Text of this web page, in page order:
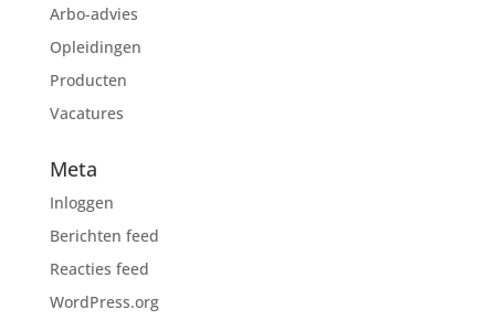
Arbo-advies
Opleidingen
Producten
Vacatures
Meta
Inloggen
Berichten feed
Reacties feed
WordPress.org